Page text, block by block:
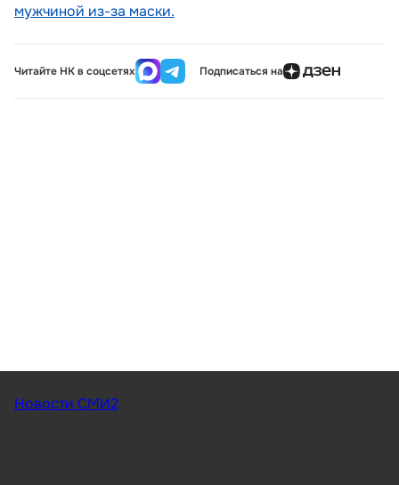
мужчиной из-за маски.
Читайте НК в соцсетях Подписаться на
Новости СМИ2